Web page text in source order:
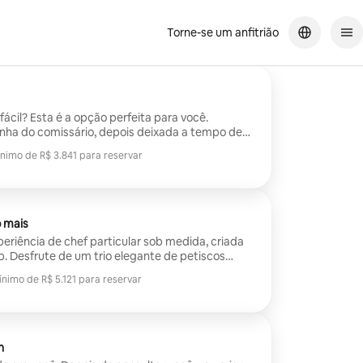
Torne-se um anfitrião
você.
do comissário, depois deixada a tempo de
seguinte ou todo o fim de semana.
de R$ 3.841 para reservar
mais
de chef particular sob medida, criada
Desfrute de um trio elegante de petiscos
arepas refogadas com molho ou nhoque
de R$ 5.121 para reservar
e sua equipe prepararam uma refeição deliciosa que um grande